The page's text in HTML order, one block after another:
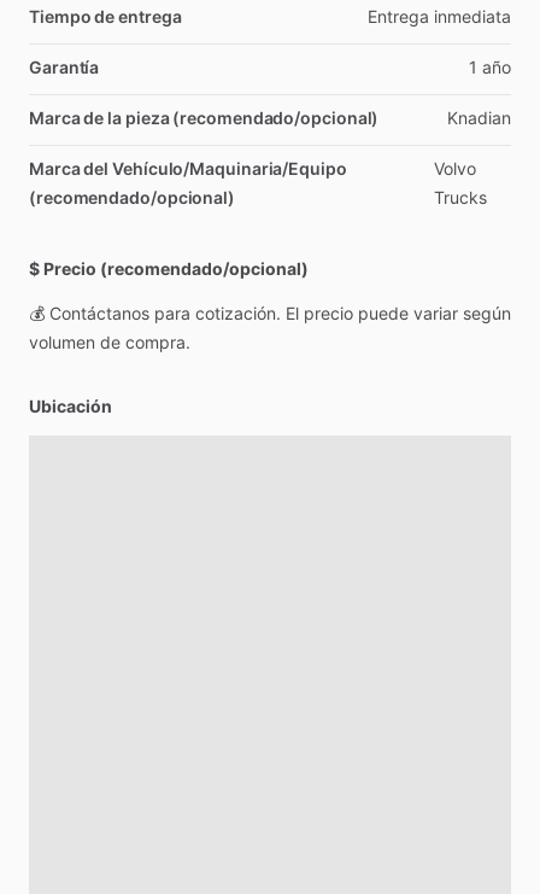
Tiempo de entrega Entrega inmediata
Garantía 1 año
Marca de la pieza (recomendado/opcional) Knadian
Marca del Vehículo/Maquinaria/Equipo
(recomendado/opcional)
Volvo
Trucks
$ Precio (recomendado/opcional)
💰 Contáctanos para cotización. El precio puede variar según
volumen de compra.
Ubicación